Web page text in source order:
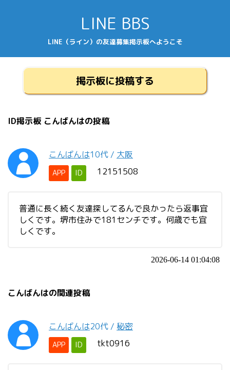
LINE BBS
LINE（ライン）の友達募集掲示板へようこそ
掲示板に投稿する
ID掲示板 こんばんはの投稿
こんばんは10代 / 大阪
APP ID 12151508
普通に長く続く友達探してるんで良かったら返事宜
しくです。堺市住みで181センチです。何歳でも宜
しくです。
2026-06-14 01:04:08
こんばんはの関連投稿
こんばんは20代 / 秘密
APP ID tkt0916